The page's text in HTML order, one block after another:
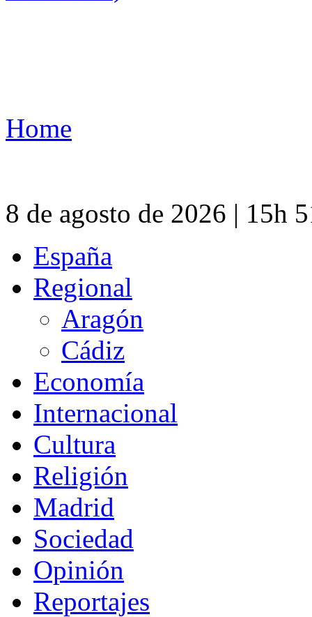
Home
8 de agosto de 2026 | 15h
España
Regional
Aragón
Cádiz
Economía
Internacional
Cultura
Religión
Madrid
Sociedad
Opinión
Reportajes